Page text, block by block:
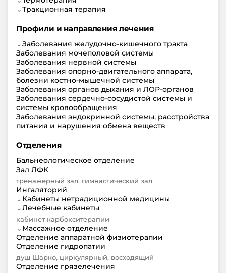
⌄Тракционная терапия
Профили и направления лечения
⌄Заболевания желудочно-кишечного тракта
Заболевания мочеполовой системы
Заболевания нервной системы
Заболевания опорно-двигательного аппарата,
болезни костно-мышечной системы
Заболевания органов дыхания и ЛОР-органов
Заболевания сердечно-сосудистой системы и
системы кровообращения
Заболевания эндокринной системы, расстройства
питания и нарушения обмена веществ
Отделения
Бальнеологическое отделение
Зал ЛФК
тренажерный зал, гимнастический зал
Ингаляторий
⌄ Кабинеты нетрадиционной медицины
⌄Лечебные кабинеты
кабинет карбокситерапии
⌄ Массажное отделение
Отделение аппаратной физиотерапии
Отделение гидропатии
душ Шарко, циркулярный, восходящий
Отделение грязелечения